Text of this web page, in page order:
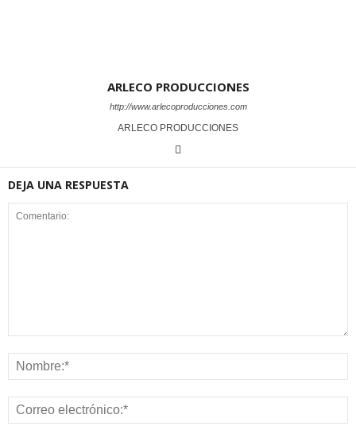
ARLECO PRODUCCIONES
http://www.arlecoproducciones.com
ARLECO PRODUCCIONES
DEJA UNA RESPUESTA